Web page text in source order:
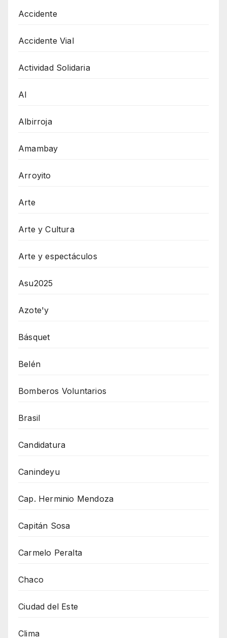
Accidente
Accidente Vial
Actividad Solidaria
AI
Albirroja
Amambay
Arroyito
Arte
Arte y Cultura
Arte y espectáculos
Asu2025
Azote'y
Básquet
Belén
Bomberos Voluntarios
Brasil
Candidatura
Canindeyu
Cap. Herminio Mendoza
Capitán Sosa
Carmelo Peralta
Chaco
Ciudad del Este
Clima